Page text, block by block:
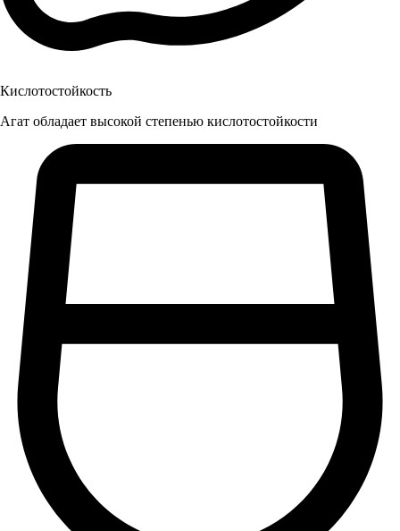
Кислотостойкость
Агат обладает высокой степенью кислотостойкости